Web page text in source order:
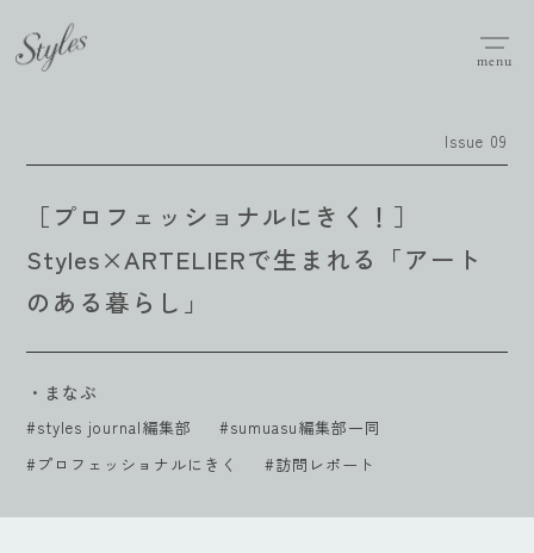
menu
Issue 09
［プロフェッショナルにきく！］
Styles×ARTELIERで生まれる「アート
のある暮らし」
・まなぶ
#styles journal編集部
#sumuasu編集部一同
#プロフェッショナルにきく
#訪問レポート